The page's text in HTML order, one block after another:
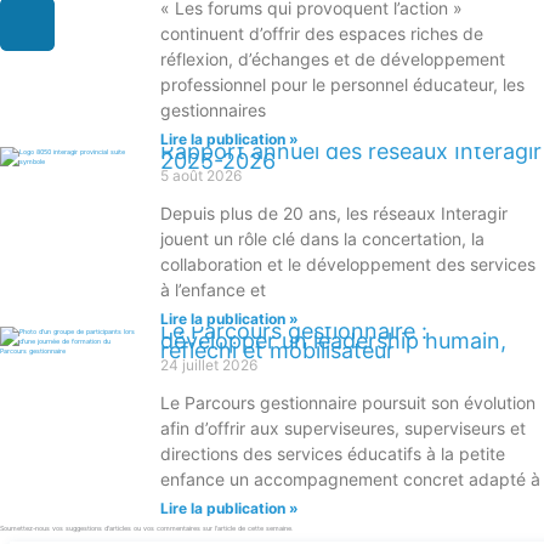
« Les forums qui provoquent l’action »
continuent d’offrir des espaces riches de
réflexion, d’échanges et de développement
professionnel pour le personnel éducateur, les
gestionnaires
Lire la publication »
Rapport annuel des réseaux Interagir
2025-2026
5 août 2026
Depuis plus de 20 ans, les réseaux Interagir
jouent un rôle clé dans la concertation, la
collaboration et le développement des services
à l’enfance et
Lire la publication »
Le Parcours gestionnaire :
développer un leadership humain,
réfléchi et mobilisateur
24 juillet 2026
Le Parcours gestionnaire poursuit son évolution
afin d’offrir aux superviseures, superviseurs et
directions des services éducatifs à la petite
enfance un accompagnement concret adapté à
Lire la publication »
Soumettez-nous vos suggestions d'articles ou vos commentaires sur l'article de cette semaine.